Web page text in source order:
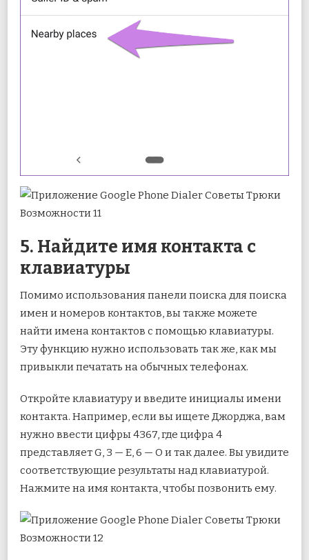
5. Найдите имя контакта с
клавиатуры
Помимо использования панели поиска для поиска
имен и номеров контактов, вы также можете
найти имена контактов с помощью клавиатуры.
Эту функцию нужно использовать так же, как мы
привыкли печатать на обычных телефонах.
Откройте клавиатуру и введите инициалы имени
контакта. Например, если вы ищете Джорджа, вам
нужно ввести цифры 4367, где цифра 4
представляет G, 3 — E, 6 — O и так далее. Вы увидите
соответствующие результаты над клавиатурой.
Нажмите на имя контакта, чтобы позвонить ему.